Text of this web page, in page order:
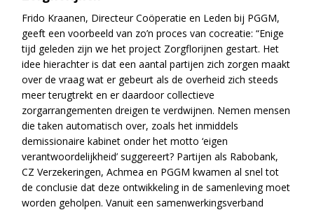
Frido Kraanen, Directeur Coöperatie en Leden bij PGGM,
geeft een voorbeeld van zo’n proces van cocreatie: “Enige
tijd geleden zijn we het project Zorgflorijnen gestart. Het
idee hierachter is dat een aantal partijen zich zorgen maakt
over de vraag wat er gebeurt als de overheid zich steeds
meer terugtrekt en er daardoor collectieve
zorgarrangementen dreigen te verdwijnen. Nemen mensen
die taken automatisch over, zoals het inmiddels
demissionaire kabinet onder het motto ‘eigen
verantwoordelijkheid’ suggereert? Partijen als Rabobank,
CZ Verzekeringen, Achmea en PGGM kwamen al snel tot
de conclusie dat deze ontwikkeling in de samenleving moet
worden geholpen. Vanuit een samenwerkingsverband